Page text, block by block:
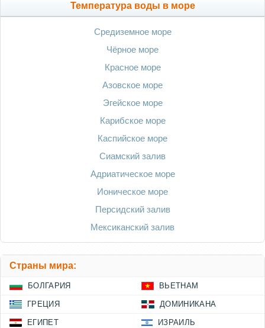
Температура воды в море
Средиземное море
Чёрное море
Красное море
Азовское море
Эгейское море
Карибское море
Каспийское море
Сиамский залив
Адриатическое море
Ионическое море
Персидский залив
Мексиканский залив
Страны мира:
БОЛГАРИЯ ВЬЕТНАМ
ГРЕЦИЯ ДОМИНИКАНА
ЕГИПЕТ ИЗРАИЛЬ